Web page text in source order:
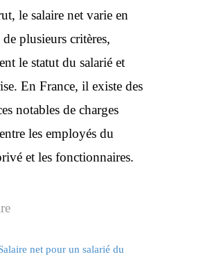
le salaire net varie en
plusieurs critères,
le statut du salarié et
En France, il existe des
notables de charges
les employés du
et les fonctionnaires.
net pour un salarié du